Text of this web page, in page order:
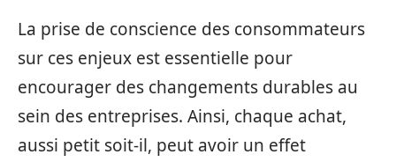
La prise de conscience des consommateurs
sur ces enjeux est essentielle pour
encourager des changements durables au
sein des entreprises. Ainsi, chaque achat,
aussi petit soit-il, peut avoir un effet